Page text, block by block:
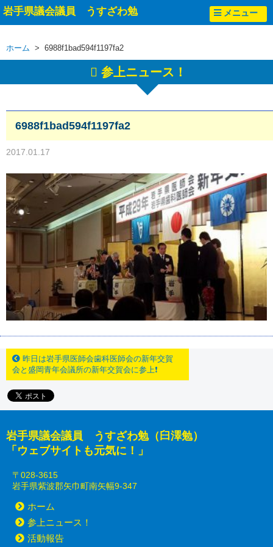
岩手県議会議員 うすざわ勉 メニュー
ホーム > 6988f1bad594f1197fa2
参上ニュース！
6988f1bad594f1197fa2
2017.01.17
昨日は岩手県医師会歯科医師会の新年交賀
会と盛岡青年会議所の新年交賀会に参上❗
岩手県議会議員 うすざわ勉（臼澤勉）
「ウェブサイトも元気に！」
〒028-3615
岩手県紫波郡矢巾町南矢幅9-347
ホーム
参上ニュース！
活動報告